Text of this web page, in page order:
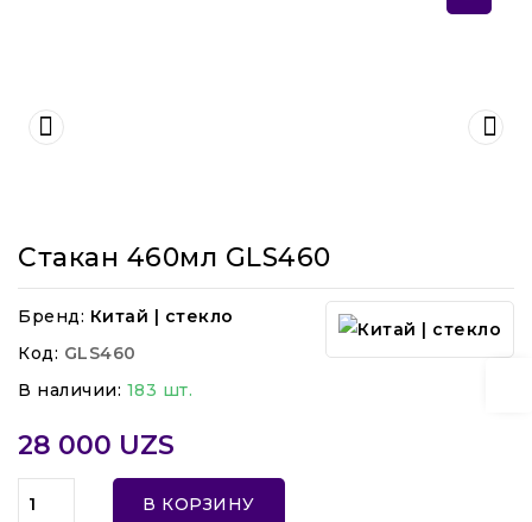
Стакан 460мл GLS460
Бренд: Китай | стекло
Код: GLS460
В наличии: 183 шт.
28 000 UZS
В КОРЗИНУ